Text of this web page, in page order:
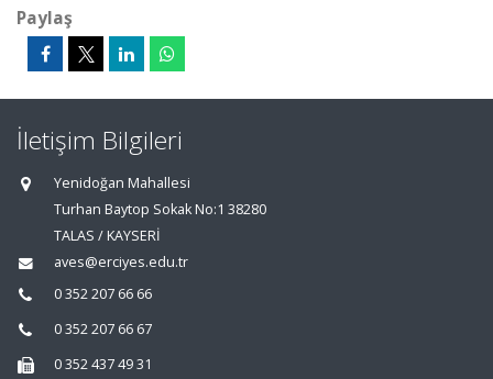
Paylaş
İletişim Bilgileri
Yenidoğan Mahallesi
Turhan Baytop Sokak No:1 38280
TALAS / KAYSERİ
aves@erciyes.edu.tr
0 352 207 66 66
0 352 207 66 67
0 352 437 49 31